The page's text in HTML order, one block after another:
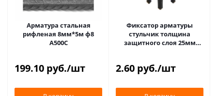
Арматура стальная
рифленая 8мм*5м ф8
А500С
199.10 руб./шт
Фиксатор арматуры
стульчик толщина
защитного слоя 25мм
2.60 руб./шт